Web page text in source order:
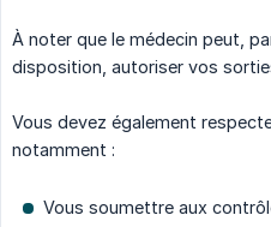
À noter que le médecin peut,
disposition, autoriser vos
Vous devez également
notamment :
Vous soumettre aux